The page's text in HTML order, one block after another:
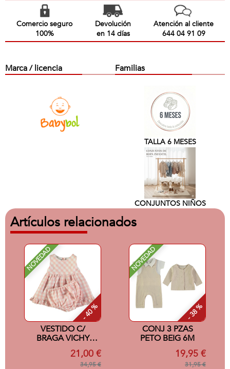
Comercio seguro
100%
Devolución
en 14 días
Atención al cliente
644 04 91 09
Marca / licencia Familias
TALLA 6 MESES
CONJUNTOS NIÑOS
Artículos relacionados
NOVEDAD
- 40 %
VESTIDO C/
BRAGA VICHY
ROSA 6M21,00 €
34,95 €
NOVEDAD
- 38 %
CONJ 3 PZAS
PETO BEIG 6M
19,95 €
31,95 €